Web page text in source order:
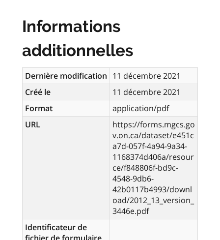
Informations
additionnelles
Dernière modification 11 décembre 2021
Créé le
11 décembre 2021
Format
application/pdf
URL
https://forms.mgcs.go
v.on.ca/dataset/e451c
a7d-057f-4a94-9a34-
1168374d406a/resour
ce/f848806f-bd9c-
4548-9db6-
42b0117b4993/downl
oad/2012_13_version_
3446e.pdf
Identificateur de